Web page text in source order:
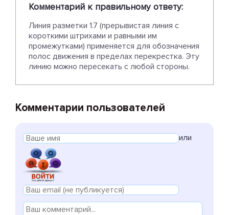
Комментарий к правильному ответу:
Линия разметки 1.7 (прерывистая линия с
короткими штрихами и равными им
промежутками) применяется для обозначения
полос движения в пределах перекрестка. Эту
линию можно пересекать с любой стороны.
Комментарии пользователей
или